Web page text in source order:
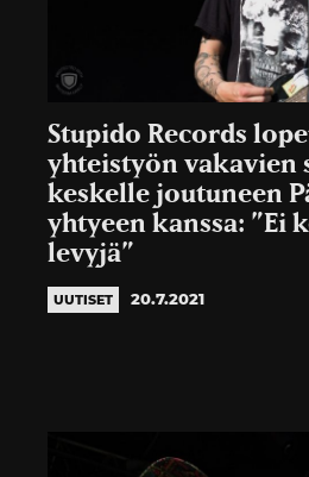
Stupido Records
yhteistyön vakavien
keskelle joutuneen
yhtyeen kanssa: ”Ei
levyjä”
UUTISET 20.7.2021